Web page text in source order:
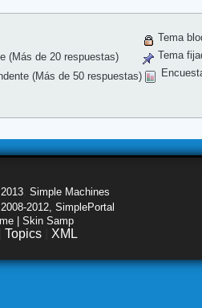
(Más de 20 respuestas)
(Más de 50 respuestas)
Tema
Tema
Simple Machines
2012, SimplePortal
| Skin Samp
Topics XML